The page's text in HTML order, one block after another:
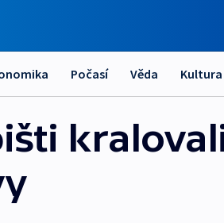
Počasí Věda Kultura